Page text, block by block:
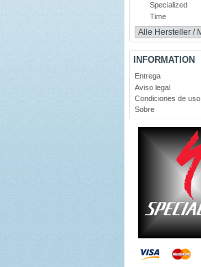
Specialized
Time
INFORMATION
Entrega
Aviso legal
Condiciones de uso
Sobre